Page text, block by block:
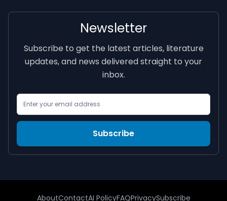
Newsletter
Subscribe to get the latest articles, literature
updates, and news delivered straight to your
inbox.
Subscribe
AboutContactAI PolicyFAQPrivacySubscribe